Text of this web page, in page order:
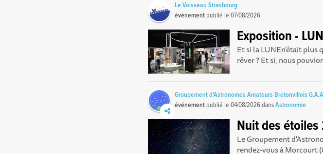
Le Vaisseau Strasbourg
événement publié le07/08/2026
Exposition -
Et si la LUNEn’était plus
rêver ? Et si, nous
Groupement d'Astronomes Amateurs Bretonvillois
événement publié le04/08/2026dansAstronomie
Nuit des
Le Groupement
rendez-vous à Morcourt